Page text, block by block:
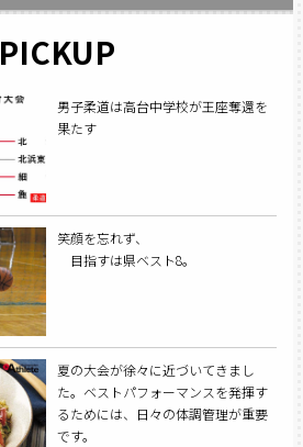
PICKUP
男子柔道は高台中学校が王座奪還を
果たす
笑顔を忘れず、
目指すは県ベスト8。
夏の大会が徐々に近づいてきまし
た。ベストパフォーマンスを発揮す
るためには、日々の体調管理が重要
です。